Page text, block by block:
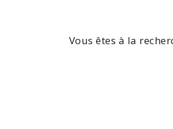
Vous êtes à la